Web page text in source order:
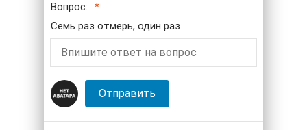
Вопрос:
Семь раз отмерь, один раз ...
Отправить